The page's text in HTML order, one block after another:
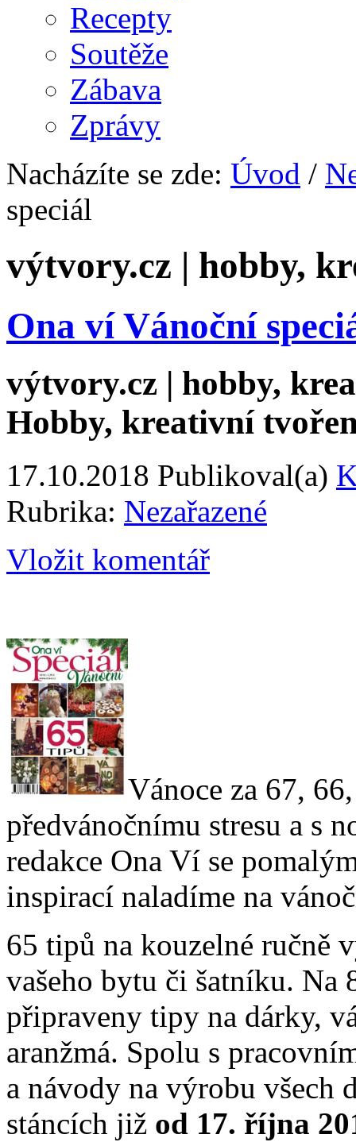
Recepty
Soutěže
Zábava
Zprávy
Nacházíte se zde: Úvod /
speciál
výtvory.cz | hobby,
Ona ví Vánoční
výtvory.cz | hobby,
Hobby, kreativní
17.10.2018 Publikoval(a)
Rubrika: Nezařazené
Vložit komentář
Vánoce za 67,
předvánočnímu stresu a s
redakce Ona Ví se
inspirací naladíme na
65 tipů na kouzelné ručně
vašeho bytu či šatníku. Na
připraveny tipy na dárky,
aranžmá. Spolu s
a návody na výrobu všech
stáncích již od 17. října